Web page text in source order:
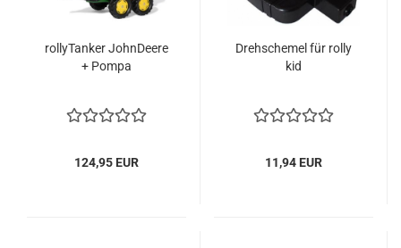
rollyTanker JohnDeere
+ Pompa
124,95 EUR
Drehschemel für rolly
kid
11,94 EUR